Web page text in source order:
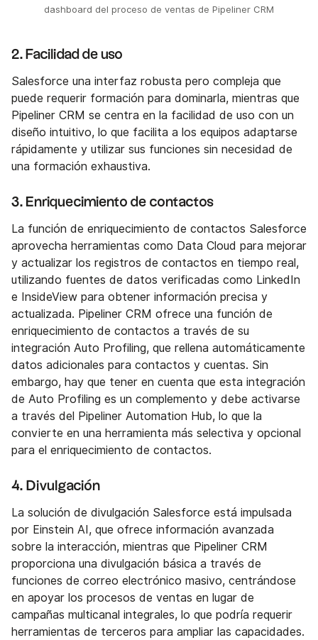
dashboard del proceso de ventas de Pipeliner CRM
2. Facilidad de uso
Salesforce una interfaz robusta pero compleja que
puede requerir formación para dominarla, mientras que
Pipeliner CRM se centra en la facilidad de uso con un
diseño intuitivo, lo que facilita a los equipos adaptarse
rápidamente y utilizar sus funciones sin necesidad de
una formación exhaustiva.
3. Enriquecimiento de contactos
La función de enriquecimiento de contactos Salesforce
aprovecha herramientas como Data Cloud para mejorar
y actualizar los registros de contactos en tiempo real,
utilizando fuentes de datos verificadas como LinkedIn
e InsideView para obtener información precisa y
actualizada. Pipeliner CRM ofrece una función de
enriquecimiento de contactos a través de su
integración Auto Profiling, que rellena automáticamente
datos adicionales para contactos y cuentas. Sin
embargo, hay que tener en cuenta que esta integración
de Auto Profiling es un complemento y debe activarse
a través del Pipeliner Automation Hub, lo que la
convierte en una herramienta más selectiva y opcional
para el enriquecimiento de contactos.
4. Divulgación
La solución de divulgación Salesforce está impulsada
por Einstein AI, que ofrece información avanzada
sobre la interacción, mientras que Pipeliner CRM
proporciona una divulgación básica a través de
funciones de correo electrónico masivo, centrándose
en apoyar los procesos de ventas en lugar de
campañas multicanal integrales, lo que podría requerir
herramientas de terceros para ampliar las capacidades.